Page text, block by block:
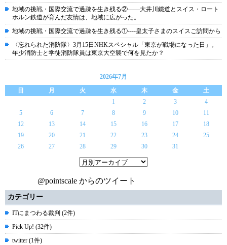
地域の挑戦・国際交流で過疎を生き残る②――大井川鐵道とスイス・ロート
ホルン鉄道が育んだ友情は、地域に広がった。
地域の挑戦・国際交流で過疎を生き残る①----皇太子さまのスイスご訪問から
〈忘れられた消防隊〉3月15日NHKスペシャル「東京が戦場になった日」。
年少消防士と学徒消防隊員は東京大空襲で何を見たか？
2026年7月
日
月 火 水 木 金
土
1
2 3
4
5
6 7 8 9 10
11
12
13 14 15 16 17
18
19
20 21 22 23 24
25
26
27 28 29 30 31
@pointscale からのツイート
カテゴリー
ITにまつわる裁判 (2件)
Pick Up! (32件)
twitter (1件)